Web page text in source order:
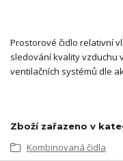
Prostorové čidlo relativní
sledování kvality vzduchu
ventilačních systémů dle
Zboží zařazeno v
Kombinovaná čidla